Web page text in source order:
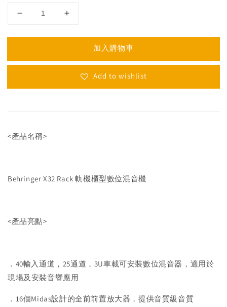
加入購物車
Add to wishlist
<產品名稱>
Behringer X32 Rack 軌機櫃型數位混音機
<產品亮點>
．40輸入通道，25通道，3U車載可安裝數位混音器，適用於
現場及安裝音響應用
．16個Midas設計的全前前置放大器，提供音質級音質